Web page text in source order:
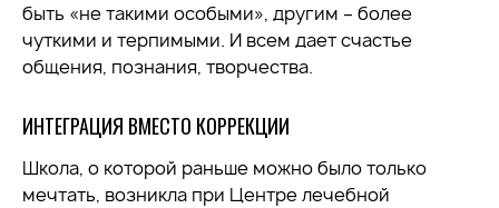
быть «не такими особыми», другим – более
чуткими и терпимыми. И всем дает счастье
общения, познания, творчества.
ИНТЕГРАЦИЯ ВМЕСТО КОРРЕКЦИИ
Школа, о которой раньше можно было только
мечтать, возникла при Центре лечебной